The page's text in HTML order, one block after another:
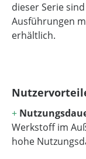
dieser Serie
Ausführungen
erhältlich.
+
Werkstoff im
hohe